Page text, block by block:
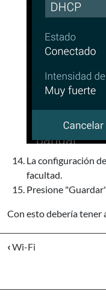
La configuración
facultad.
Presione
Con esto debería tener
‹Wi-Fi